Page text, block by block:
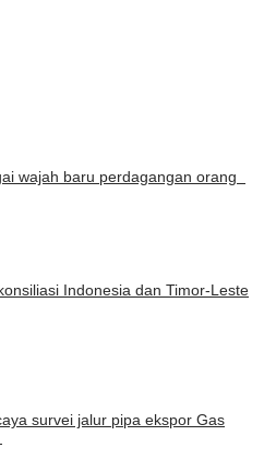
wajah baru perdagangan orang
Indonesia dan Timor-Leste
survei jalur pipa ekspor Gas